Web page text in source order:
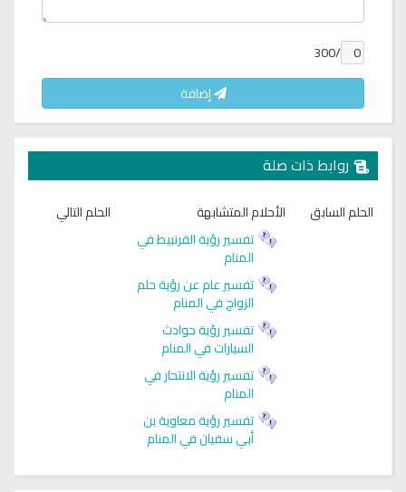
/300
إضافة
روابط ذات صلة
الحلم السابق
الأحلام المتشابهة
تفسير رؤية القرنبيط في
المنام
تفسير عام عن رؤية حلم
الزواج في المنام
تفسير رؤية حوادث
السيارات في المنام
تفسير رؤية الانتحار في
المنام
تفسير رؤية معاوية بن
أبي سفيان في المنام
الحلم التالي